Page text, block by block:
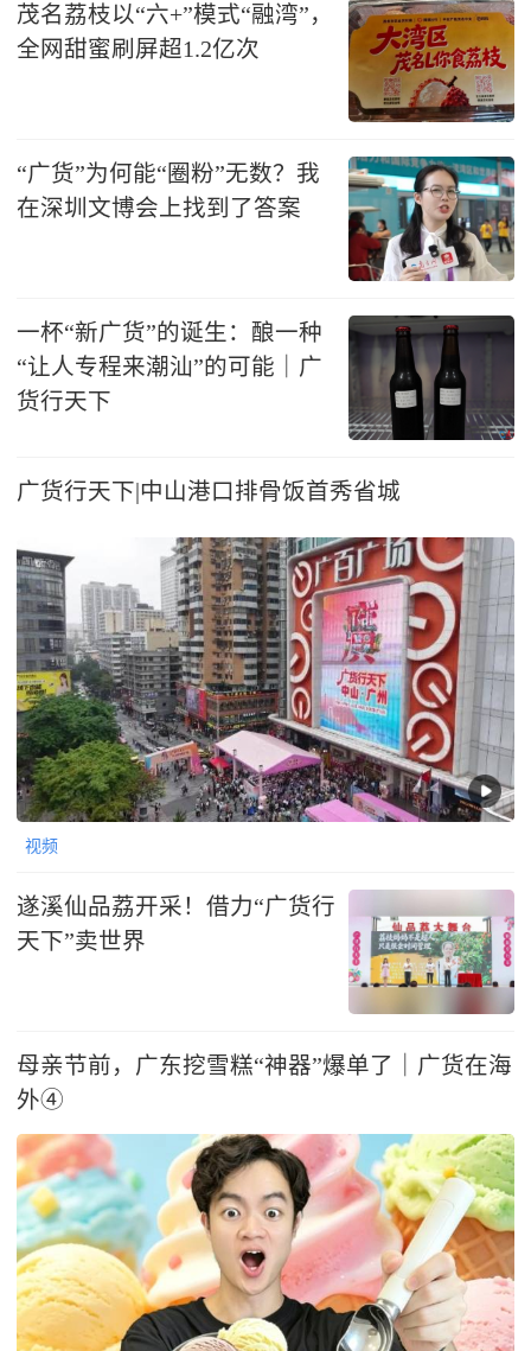
茂名荔枝以“六+”模式“融湾”，
全网甜蜜刷屏超1.2亿次
“广货”为何能“圈粉”无数？我
在深圳文博会上找到了答案
一杯“新广货”的诞生：酿一种
“让人专程来潮汕”的可能｜广
货行天下
广货行天下|中山港口排骨饭首秀省城
视频
遂溪仙品荔开采！借力“广货行
天下”卖世界
母亲节前，广东挖雪糕“神器”爆单了｜广货在海
外④